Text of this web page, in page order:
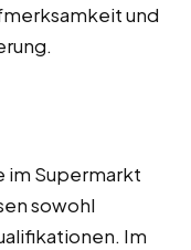
und
im Supermarkt
sowohl
Im